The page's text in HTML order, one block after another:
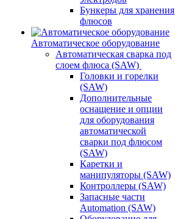
Бункеры для хранения
флюсов
Автоматическое оборудование
Автоматическая сварка под
слоем флюса (SAW)
Головки и горелки
(SAW)
Дополнительные
оснащение и опции
для оборудования
автоматической
сварки под флюсом
(SAW)
Каретки и
манипуляторы (SAW)
Контроллеры (SAW)
Запасные части
Automation (SAW)